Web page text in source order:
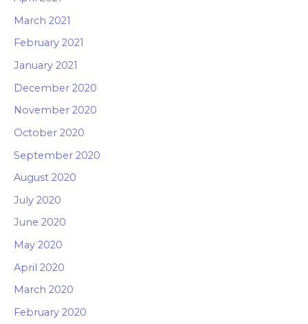
March 2021
February 2021
January 2021
December 2020
November 2020
October 2020
September 2020
August 2020
July 2020
June 2020
May 2020
April 2020
March 2020
February 2020